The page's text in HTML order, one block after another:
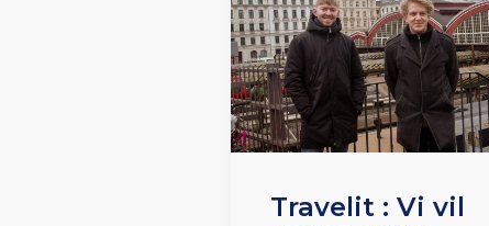
Travelit : Vi vil